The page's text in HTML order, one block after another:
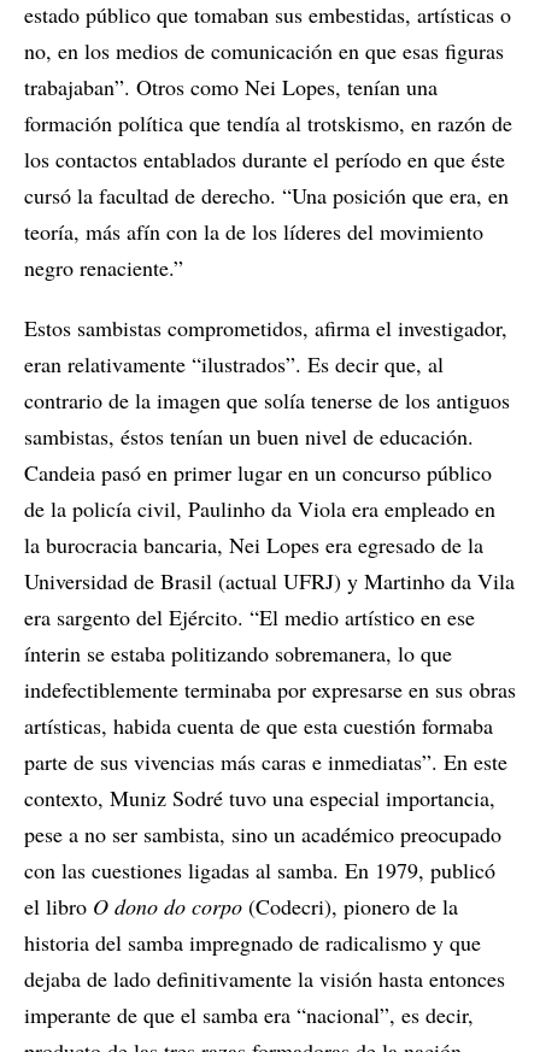
estado público que tomaban sus embestidas, artísticas o
no, en los medios de comunicación en que esas figuras
trabajaban”. Otros como Nei Lopes, tenían una
formación política que tendía al trotskismo, en razón de
los contactos entablados durante el período en que éste
cursó la facultad de derecho. “Una posición que era, en
teoría, más afín con la de los líderes del movimiento
negro renaciente.”
Estos sambistas comprometidos, afirma el investigador,
eran relativamente “ilustrados”. Es decir que, al
contrario de la imagen que solía tenerse de los antiguos
sambistas, éstos tenían un buen nivel de educación.
Candeia pasó en primer lugar en un concurso público
de la policía civil, Paulinho da Viola era empleado en
la burocracia bancaria, Nei Lopes era egresado de la
Universidad de Brasil (actual UFRJ) y Martinho da Vila
era sargento del Ejército. “El medio artístico en ese
ínterin se estaba politizando sobremanera, lo que
indefectiblemente terminaba por expresarse en sus obras
artísticas, habida cuenta de que esta cuestión formaba
parte de sus vivencias más caras e inmediatas”. En este
contexto, Muniz Sodré tuvo una especial importancia,
pese a no ser sambista, sino un académico preocupado
con las cuestiones ligadas al samba. En 1979, publicó
el libro O dono do corpo (Codecri), pionero de la
historia del samba impregnado de radicalismo y que
dejaba de lado definitivamente la visión hasta entonces
imperante de que el samba era “nacional”, es decir,